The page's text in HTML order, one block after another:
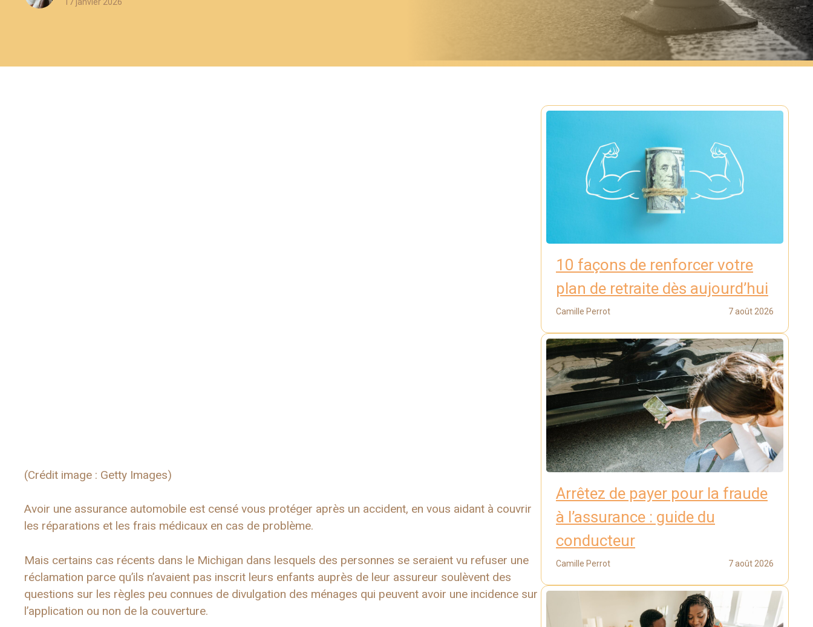
(Crédit image : Getty Images)
Avoir une assurance automobile est censé vous protéger après un accident, en vous aidant à couvrir
les réparations et les frais médicaux en cas de problème.
Mais certains cas récents dans le Michigan dans lesquels des personnes se seraient vu refuser une
réclamation parce qu’ils n’avaient pas inscrit leurs enfants auprès de leur assureur soulèvent des
questions sur les règles peu connues de divulgation des ménages qui peuvent avoir une incidence sur
l’application ou non de la couverture.
10 façons de renforcer votre
plan de retraite dès aujourd’hui
Camille Perrot 7 août 2026
Arrêtez de payer pour la fraude
à l’assurance : guide du
conducteur
Camille Perrot 7 août 2026